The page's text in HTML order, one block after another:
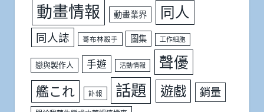
動畫情報 動畫業界 同人
同人誌 哥布林殺手 圖集 工作細胞
戀與製作人 手遊 活動情報 聲優
艦これ 訃報 話題 遊戲 銷量